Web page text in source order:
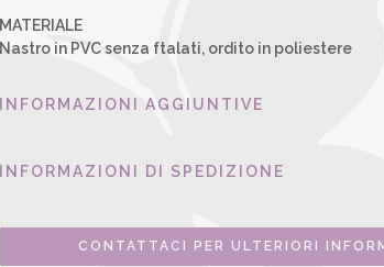
MATERIALE
Nastro in PVC senza ftalati, ordito in poliestere
INFORMAZIONI AGGIUNTIVE
INFORMAZIONI DI SPEDIZIONE
CONTATTACI PER ULTERIORI